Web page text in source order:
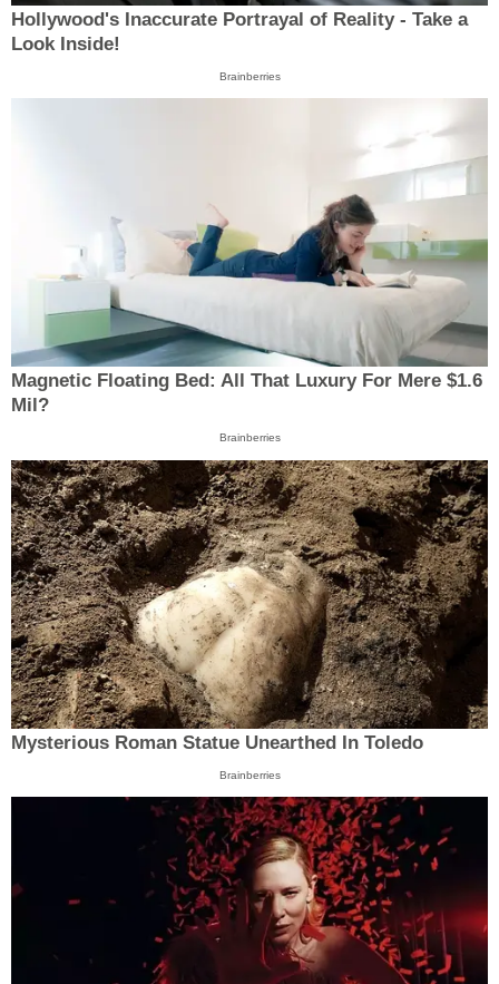
Hollywood's Inaccurate Portrayal of Reality - Take a
Look Inside!
Brainberries
Magnetic Floating Bed: All That Luxury For Mere $1.6
Mil?
Brainberries
Mysterious Roman Statue Unearthed In Toledo
Brainberries